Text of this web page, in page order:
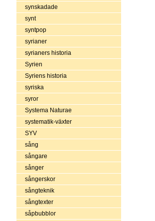
synskadade
synt
syntpop
syrianer
syrianers historia
Syrien
Syriens historia
syriska
syror
Systema Naturae
systematik-växter
SYV
sång
sångare
sånger
sångerskor
sångteknik
sångtexter
såpbubblor